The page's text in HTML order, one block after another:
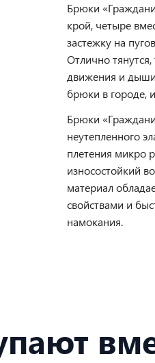
Брюки
крой, четыре
застежку на
Отлично
движения и
брюки в городе,
Брюки
неутепленного
плетения микро
износостойкий
материал
свойствами и
намокания.